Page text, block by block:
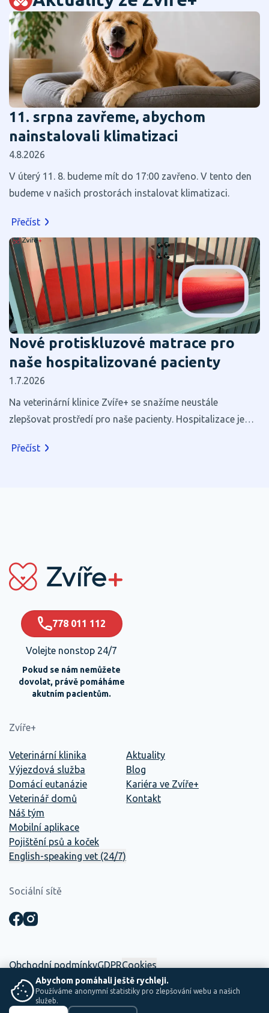
11. srpna zavřeme, abychom
nainstalovali klimatizaci
4.8.2026
V úterý 11. 8. budeme mít do 17:00 zavřeno. V tento den
budeme v našich prostorách instalovat klimatizaci.
Přečíst
Nové protiskluzové matrace pro
naše hospitalizované pacienty
1.7.2026
Na veterinární klinice Zvíře+ se snažíme neustále
zlepšovat prostředí pro naše pacienty. Hospitalizace je
maličkosti mohou výrazně přispět k jejich pohodlí a
Přečíst
778 011 112
Volejte nonstop 24/7
Pokud se nám nemůžete
dovolat, právě pomáháme
akutním pacientům.
Zvíře+
Veterinární klinika
Výjezdová služba
Domácí eutanázie
Veterinář domů
Náš tým
Mobilní aplikace
Pojištění psů a koček
English-speaking vet (24/7)
Aktuality
Blog
Kariéra ve Zvíře+
Kontakt
Sociální sítě
Obchodní podmínkyGDPRCookies
☕ Tento web vznikl interně. Mezi dvěma směnami, kávou a
zachraňováním životů.
Abychom pomáhali ještě rychleji.
Používáme anonymní statistiky pro zlepšování webu a našich
služeb.